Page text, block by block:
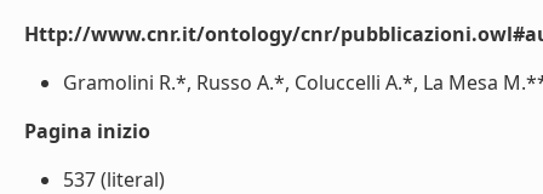
Http://www.cnr.it/ontology/cnr/
Gramolini R.*, Russo A.*, Coluccelli A.*, La Mesa
Pagina inizio
537 (literal)